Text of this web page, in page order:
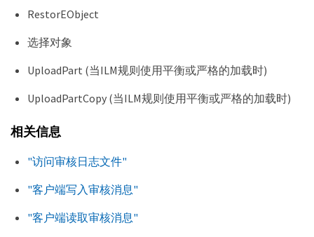
RestorEObject
选择对象
UploadPart (当ILM规则使用平衡或严格的加载时)
UploadPartCopy (当ILM规则使用平衡或严格的加载时)
相关信息
"访问审核日志文件"
"客户端写入审核消息"
"客户端读取审核消息"